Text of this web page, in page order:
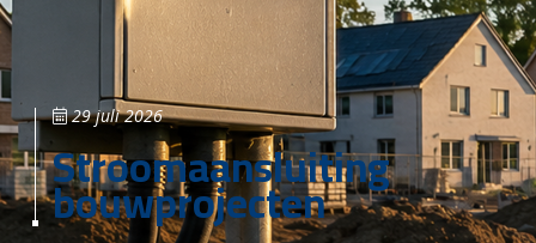
29 juli 2026
Stroomaansluiting
bouwprojecten